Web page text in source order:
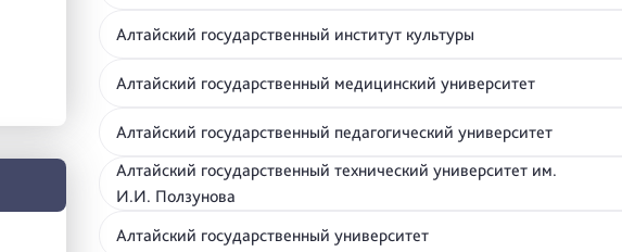
Алтайский государственный институт культуры
Алтайский государственный медицинский университет
Алтайский государственный педагогический университет
Алтайский государственный технический университет им.
И.И. Ползунова
Алтайский государственный университет